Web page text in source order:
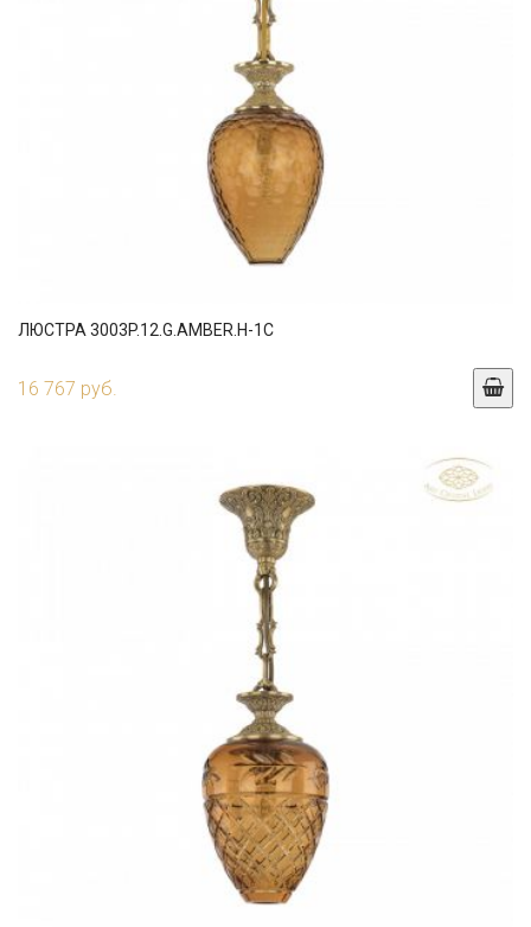
ЛЮСТРА 3003P.12.G.AMBER.H-1C
16 767 руб.